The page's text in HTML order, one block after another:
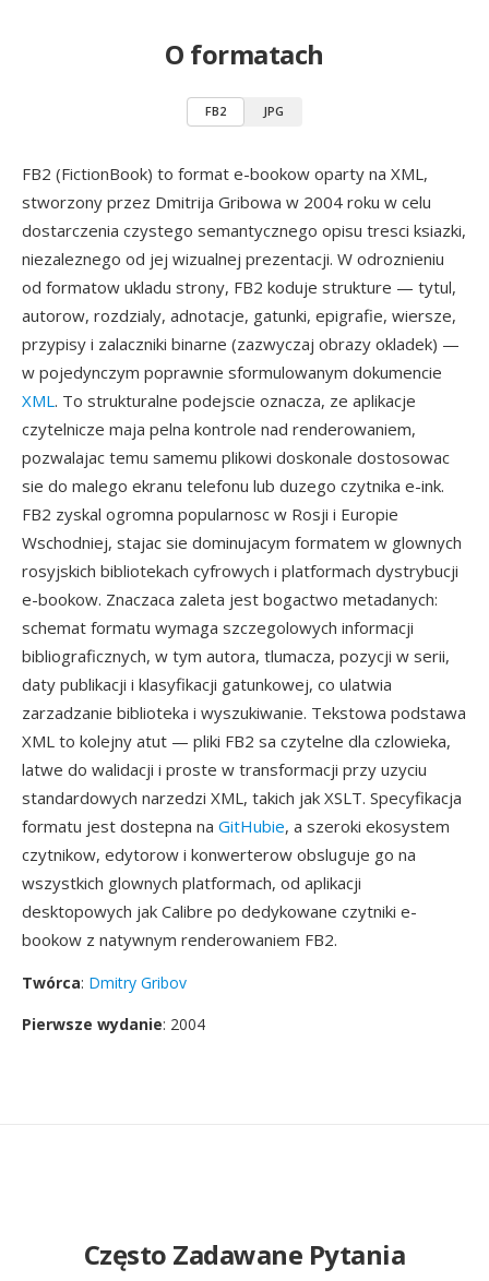
O formatach
FB2 JPG
FB2 (FictionBook) to format e-bookow oparty na XML,
stworzony przez Dmitrija Gribowa w 2004 roku w celu
dostarczenia czystego semantycznego opisu tresci ksiazki,
niezaleznego od jej wizualnej prezentacji. W odroznieniu
od formatow ukladu strony, FB2 koduje strukture — tytul,
autorow, rozdzialy, adnotacje, gatunki, epigrafie, wiersze,
przypisy i zalaczniki binarne (zazwyczaj obrazy okladek) —
w pojedynczym poprawnie sformulowanym dokumencie
XML. To strukturalne podejscie oznacza, ze aplikacje
czytelnicze maja pelna kontrole nad renderowaniem,
pozwalajac temu samemu plikowi doskonale dostosowac
sie do malego ekranu telefonu lub duzego czytnika e-ink.
FB2 zyskal ogromna popularnosc w Rosji i Europie
Wschodniej, stajac sie dominujacym formatem w glownych
rosyjskich bibliotekach cyfrowych i platformach dystrybucji
e-bookow. Znaczaca zaleta jest bogactwo metadanych:
schemat formatu wymaga szczegolowych informacji
bibliograficznych, w tym autora, tlumacza, pozycji w serii,
daty publikacji i klasyfikacji gatunkowej, co ulatwia
zarzadzanie biblioteka i wyszukiwanie. Tekstowa podstawa
XML to kolejny atut — pliki FB2 sa czytelne dla czlowieka,
latwe do walidacji i proste w transformacji przy uzyciu
standardowych narzedzi XML, takich jak XSLT. Specyfikacja
formatu jest dostepna na GitHubie, a szeroki ekosystem
czytnikow, edytorow i konwerterow obsluguje go na
wszystkich glownych platformach, od aplikacji
desktopowych jak Calibre po dedykowane czytniki e-
bookow z natywnym renderowaniem FB2.
Twórca: Dmitry Gribov
Pierwsze wydanie: 2004
Często Zadawane Pytania